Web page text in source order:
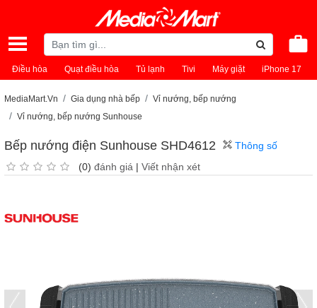
Điều hòa Quạt điều hòa Tủ lạnh Tivi Máy giặt iPhone 17
MediaMart.Vn Gia dụng nhà bếp
Vỉ nướng, bếp nướng
Vỉ nướng, bếp nướng Sunhouse
Bếp nướng điện Sunhouse SHD4612
(0) đánh giá | Viết nhận xét
Thông số